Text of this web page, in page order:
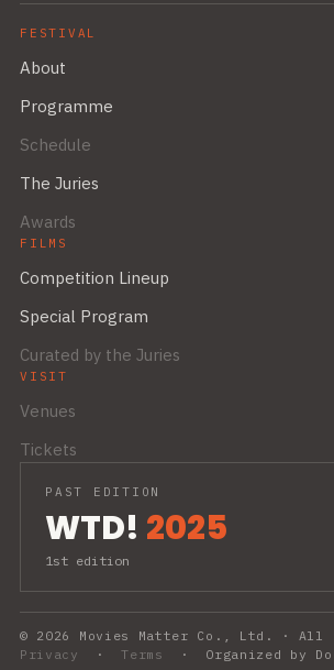
FESTIVAL
About
Programme
Schedule
The Juries
Awards
FILMS
Competition Lineup
Special Program
Curated by the Juries
VISIT
Venues
Tickets
PAST EDITION
WTD! 2025
1st edition
© 2026 Movies Matter Co., Ltd. · All
Privacy
·Terms · Organized by